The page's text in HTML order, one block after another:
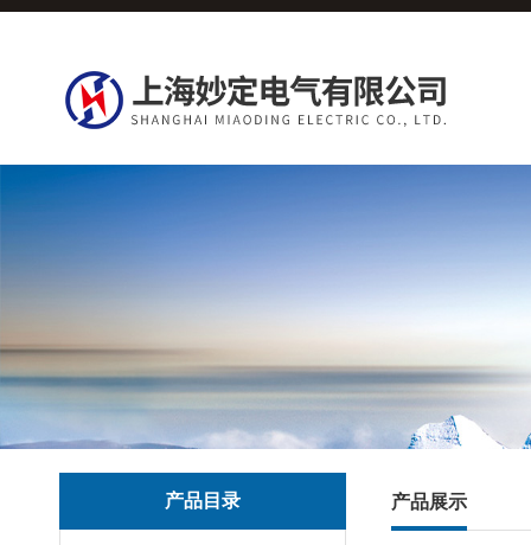
产品目录 产品展示